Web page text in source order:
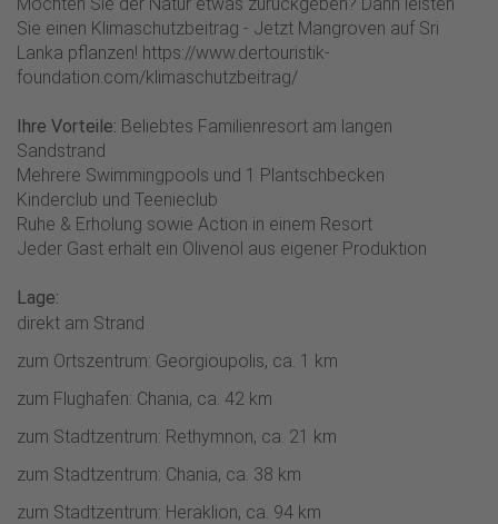
Sie einen Klimaschutzbeitrag - Jetzt Mangroven auf Sri
Lanka pflanzen! https://www.dertouristik-
foundation.com/klimaschutzbeitrag/
Ihre Vorteile: Beliebtes Familienresort am langen
Sandstrand
Mehrere Swimmingpools und 1 Plantschbecken
Kinderclub und Teenieclub
Ruhe & Erholung sowie Action in einem Resort
Jeder Gast erhält ein Olivenöl aus eigener Produktion
Lage:
direkt am Strand
zum Ortszentrum: Georgioupolis, ca. 1 km
zum Flughafen: Chania, ca. 42 km
zum Stadtzentrum: Rethymnon, ca. 21 km
zum Stadtzentrum: Chania, ca. 38 km
zum Stadtzentrum: Heraklion, ca. 94 km